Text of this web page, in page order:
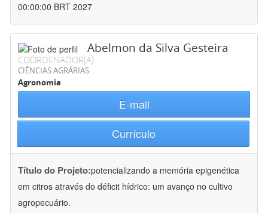
00:00:00 BRT 2027
Abelmon da Silva Gesteira
COORDENADOR(A)
CIÊNCIAS AGRÁRIAS
Agronomia
E-mail
Currículo
Título do Projeto:potencializando a memória epigenética
em citros através do déficit hídrico: um avanço no cultivo
agropecuário.